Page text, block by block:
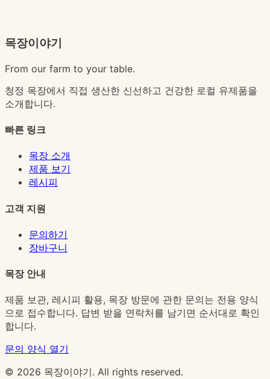
목장이야기
From our farm to your table.
청정 목장에서 직접 생산한 신선하고 건강한 로컬 유제품을
소개합니다.
빠른 링크
목장 소개
제품 보기
레시피
고객 지원
문의하기
장바구니
목장 안내
제품 보관, 레시피 활용, 목장 방문에 관한 문의는 전용 양식
으로 접수합니다. 답변 받을 연락처를 남기면 순서대로 확인
합니다.
문의 양식 열기
© 2026 목장이야기. All rights reserved.